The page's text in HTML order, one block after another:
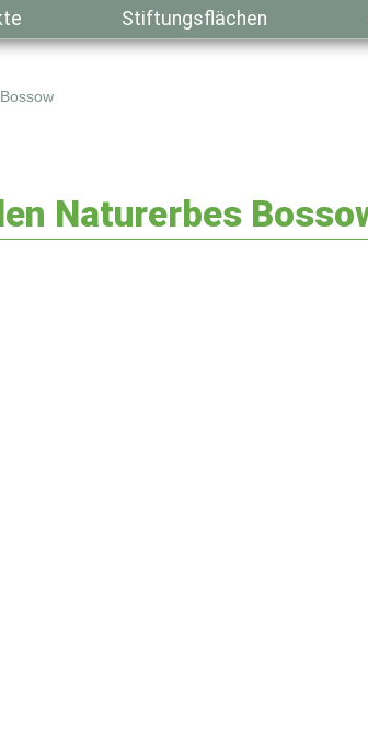
Stiftungsflächen
Naturerbes